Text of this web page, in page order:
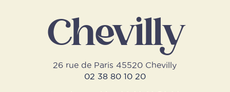
Chevilly
26 rue de Paris 45520 Chevilly
02 38 80 10 20